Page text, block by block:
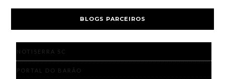
BLOGS PARCEIROS
NOTISERRA SC
PORTAL DO BARÃO